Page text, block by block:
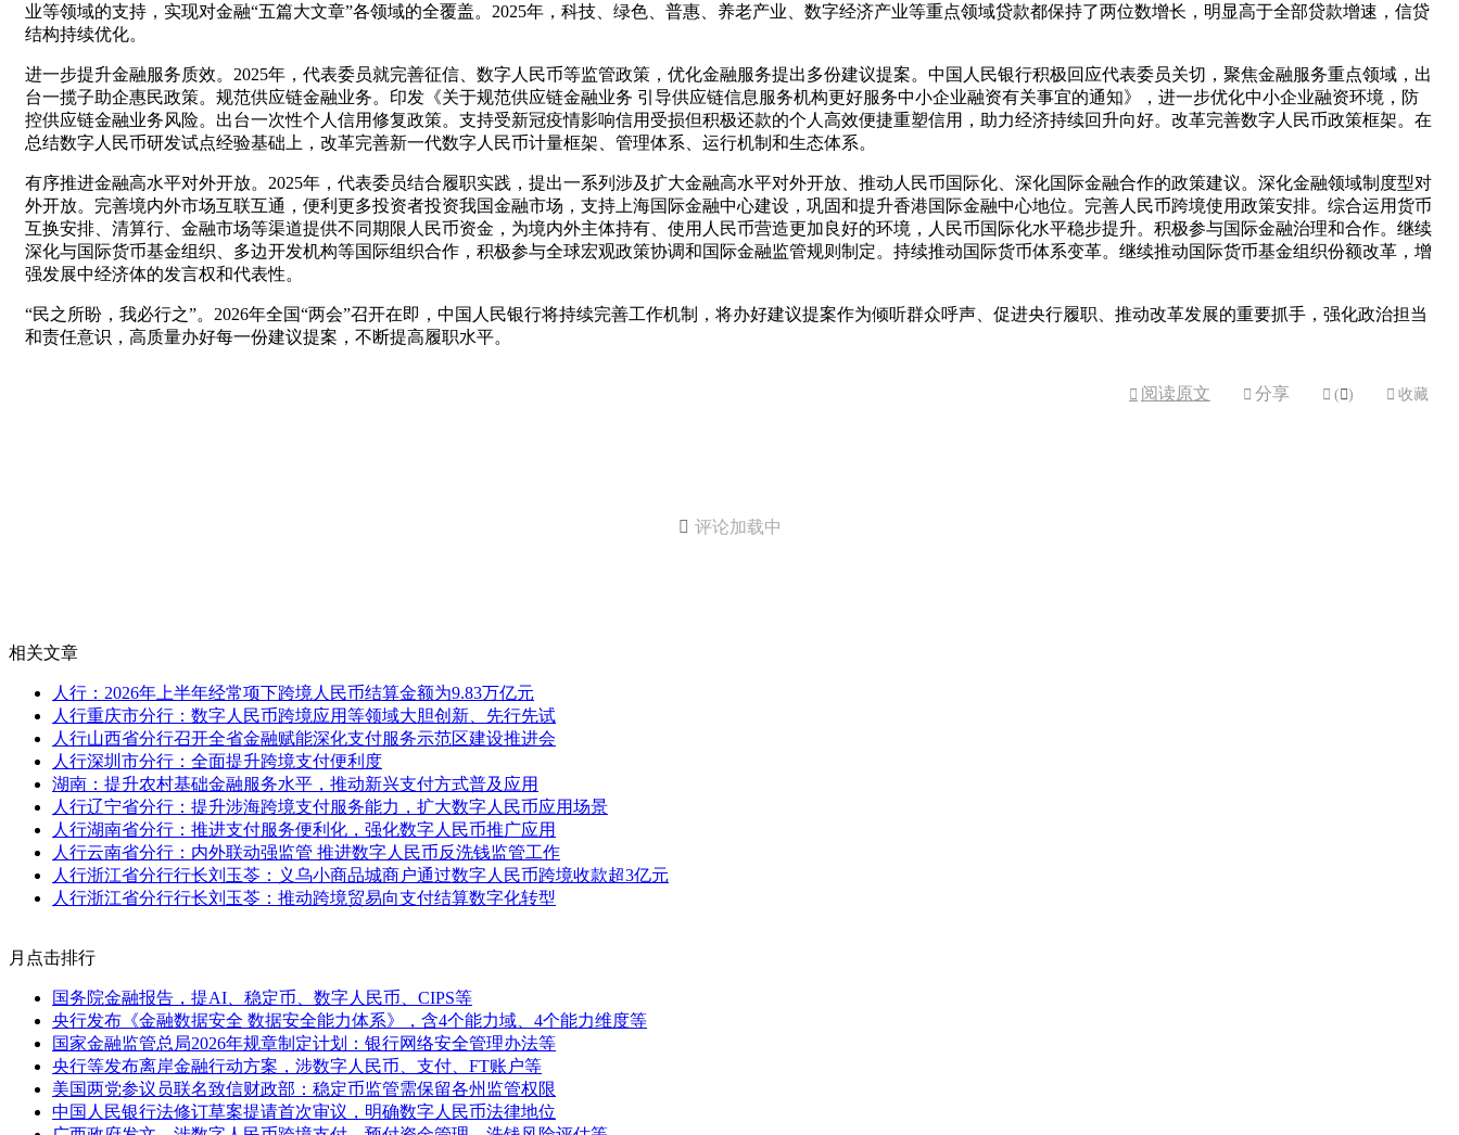
业等领域的支持，实现对金融“五篇大文章”各领域的全覆盖。2025年，科技、绿色、普惠、养老产业、数字经济产业等重点领域贷款都保持了两位数增长，明显高于全部贷款增速，信贷
结构持续优化。
进一步提升金融服务质效。2025年，代表委员就完善征信、数字人民币等监管政策，优化金融服务提出多份建议提案。中国人民银行积极回应代表委员关切，聚焦金融服务重点领域，出
台一揽子助企惠民政策。规范供应链金融业务。印发《关于规范供应链金融业务 引导供应链信息服务机构更好服务中小企业融资有关事宜的通知》，进一步优化中小企业融资环境，防
控供应链金融业务风险。出台一次性个人信用修复政策。支持受新冠疫情影响信用受损但积极还款的个人高效便捷重塑信用，助力经济持续回升向好。改革完善数字人民币政策框架。在
总结数字人民币研发试点经验基础上，改革完善新一代数字人民币计量框架、管理体系、运行机制和生态体系。
有序推进金融高水平对外开放。2025年，代表委员结合履职实践，提出一系列涉及扩大金融高水平对外开放、推动人民币国际化、深化国际金融合作的政策建议。深化金融领域制度型对
外开放。完善境内外市场互联互通，便利更多投资者投资我国金融市场，支持上海国际金融中心建设，巩固和提升香港国际金融中心地位。完善人民币跨境使用政策安排。综合运用货币
互换安排、清算行、金融市场等渠道提供不同期限人民币资金，为境内外主体持有、使用人民币营造更加良好的环境，人民币国际化水平稳步提升。积极参与国际金融治理和合作。继续
深化与国际货币基金组织、多边开发机构等国际组织合作，积极参与全球宏观政策协调和国际金融监管规则制定。持续推动国际货币体系变革。继续推动国际货币基金组织份额改革，增
强发展中经济体的发言权和代表性。
“民之所盼，我必行之”。2026年全国“两会”召开在即，中国人民银行将持续完善工作机制，将办好建议提案作为倾听群众呼声、促进央行履职、推动改革发展的重要抓手，强化政治担当
和责任意识，高质量办好每一份建议提案，不断提高履职水平。
 阅读原文  分享  ( )  收藏
 评论加载中
相关文章
人行：2026年上半年经常项下跨境人民币结算金额为9.83万亿元
人行重庆市分行：数字人民币跨境应用等领域大胆创新、先行先试
人行山西省分行召开全省金融赋能深化支付服务示范区建设推进会
人行深圳市分行：全面提升跨境支付便利度
湖南：提升农村基础金融服务水平，推动新兴支付方式普及应用
人行辽宁省分行：提升涉海跨境支付服务能力，扩大数字人民币应用场景
人行湖南省分行：推进支付服务便利化，强化数字人民币推广应用
人行云南省分行：内外联动强监管 推进数字人民币反洗钱监管工作
人行浙江省分行行长刘玉苓：义乌小商品城商户通过数字人民币跨境收款超3亿元
人行浙江省分行行长刘玉苓：推动跨境贸易向支付结算数字化转型
月点击排行
国务院金融报告，提AI、稳定币、数字人民币、CIPS等
央行发布《金融数据安全 数据安全能力体系》，含4个能力域、4个能力维度等
国家金融监管总局2026年规章制定计划：银行网络安全管理办法等
央行等发布离岸金融行动方案，涉数字人民币、支付、FT账户等
美国两党参议员联名致信财政部：稳定币监管需保留各州监管权限
中国人民银行法修订草案提请首次审议，明确数字人民币法律地位